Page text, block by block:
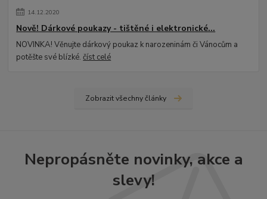
14.12.2020
Nově! Dárkové poukazy - tištěné i elektronické...
NOVINKA! Věnujte dárkový poukaz k narozeninám či Vánocům a
potěšte své blízké.číst celé
Zobrazit všechny články
Nepropásněte novinky, akce a
slevy!